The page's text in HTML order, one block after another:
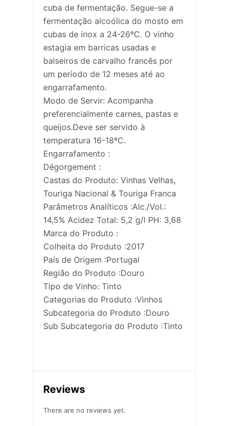
cuba de fermentação. Segue-se a
fermentação alcoólica do mosto em
cubas de inox a 24-26ºC. O vinho
estagia em barricas usadas e
balseiros de carvalho francês por
um período de 12 meses até ao
engarrafamento.
Modo de Servir: Acompanha
preferencialmente carnes, pastas e
queijos.Deve ser servido à
temperatura 16-18ºC.
Engarrafamento :
Dégorgement :
Castas do Produto: Vinhas Velhas,
Touriga Nacional & Touriga Franca
Parâmetros Analíticos :Alc./Vol.:
14,5% Acidez Total: 5,2 g/l PH: 3,68
Marca do Produto :
Colheita do Produto :2017
País de Origem :Portugal
Região do Produto :Douro
Tipo de Vinho: Tinto
Categorias do Produto :Vinhos
Subcategoria do Produto :Douro
Sub Subcategoria do Produto :Tinto
Reviews
There are no reviews yet.